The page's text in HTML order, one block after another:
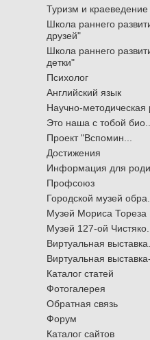
Туризм и краеведение
Школа раннего
друзей"
Школа раннего
детки"
Психолог
Английский язык
Научно-методическая
Это наша с тобой био...
Проект "Вспомин...
Достижения
Информация для
Профсоюз
Городской музей обра...
Музей Мориса Тореза
Музей 127-ой Чистяко...
Виртуальная выставка...
Виртуальная
Каталог статей
Фотогалерея
Обратная связь
Форум
Каталог сайтов